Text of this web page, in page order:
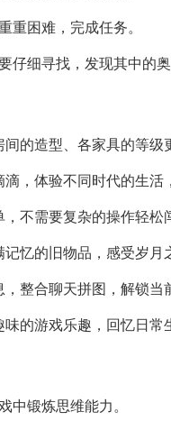
重困难，完成任务。
仔细寻找，发现其中的奥
的造型、各家具的等级
，体验不同时代的生活
不需要复杂的操作轻松
忆的旧物品，感受岁月
整合聊天拼图，解锁当
的游戏乐趣，回忆日常
中锻炼思维能力。